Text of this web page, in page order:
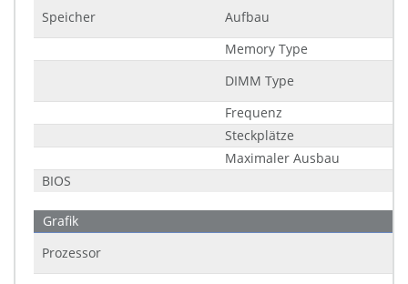
Speicher
Aufbau
Memory Type
DIMM Type
Frequenz
Steckplätze
Maximaler Ausbau
BIOS
Grafik
Prozessor